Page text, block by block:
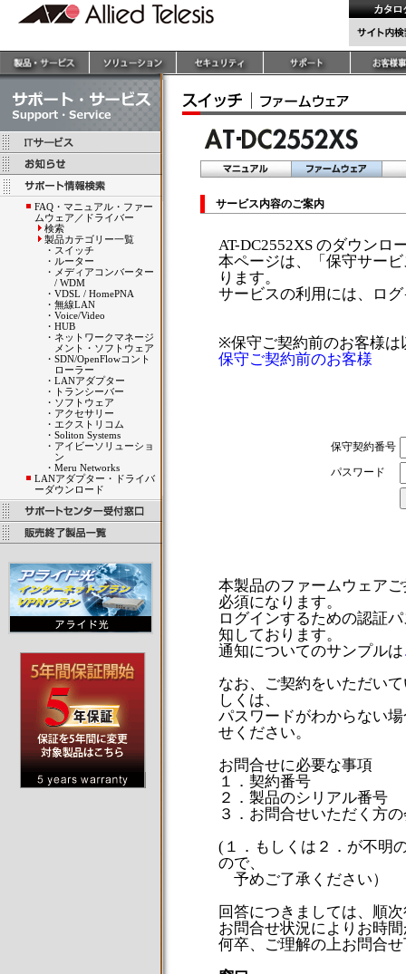
FAQ・マニュアル・ファー
ムウェア／ドライバー
検索
製品カテゴリー一覧
・ スイッチ
・ ルーター
・ メディアコンバーター
/ WDM
・ VDSL / HomePNA
・ 無線LAN
・ Voice/Video
・ HUB
・ ネットワークマネージ
メント・ソフトウェア
・ SDN/OpenFlowコント
ローラー
・ LANアダプター
・
トランシーバー
・ ソフトウェア
・ アクセサリー
・ エクストリコム
・ Soliton Systems
・ アイビーソリューショ
ン
・ Meru Networks
LANアダプター・ドライバ
ーダウンロード
サービス内容のご案内
AT-DC2552XS のダウンロ
本ページは、「保守サー
ります。
サービスの利用には、ロ
※保守ご契約前のお客様は
保守ご契約前のお客様
保守契約番号
パスワード
本製品のファームウェア
必須になります。
ログインするための認証
知しております。
通知についてのサンプルは
なお、ご契約をいただい
しくは、
パスワードがわからない
せください。
お問合せに必要な事項
１．契約番号
２．製品のシリアル番号
３．お問合せいただく方
(１．もしくは２．が不明
ので、
予めご了承ください）
回答につきましては、順
お問合せ状況によりお時
何卒、ご理解の上お問合